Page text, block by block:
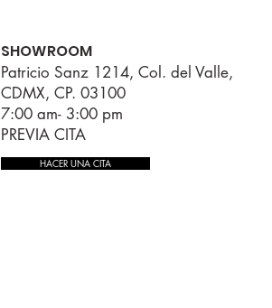
SHOWROOM
Patricio Sanz 1214, Col. del Valle,
CDMX, CP. 03100
7:00 am- 3:00 pm
PREVIA CITA
HACER UNA CITA